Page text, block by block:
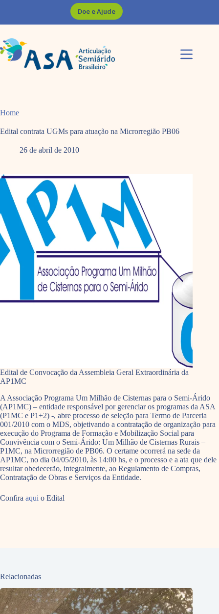
Doe e Ajude
Home
Edital contrata UGMs para atuação na Microrregião PB06
26 de abril de 2010
Edital de Convocação da Assembleia Geral Extraordinária da
AP1MC
A Associação Programa Um Milhão de Cisternas para o Semi-Árido
(AP1MC) – entidade responsável por gerenciar os programas da ASA
(P1MC e P1+2) -, abre processo de seleção para Termo de Parceria
001/2010 com o MDS, objetivando a contratação de organização para
execução do Programa de Formação e Mobilização Social para
Convivência com o Semi-Árido: Um Milhão de Cisternas Rurais –
P1MC, na Microrregião de PB06. O certame ocorrerá na sede da
AP1MC, no dia 04/05/2010, às 14:00 hs, e o processo e a ata que dele
resultar obedecerão, integralmente, ao Regulamento de Compras,
Contratação de Obras e Serviços da Entidade.
Confira aqui o Edital
Relacionadas